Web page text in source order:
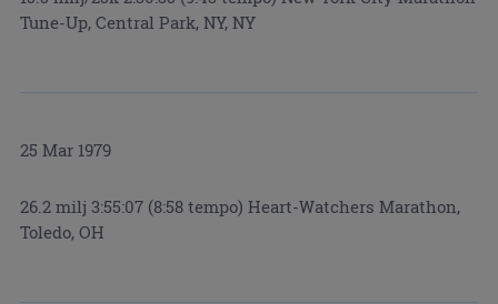
Tune-Up, Central Park, NY, NY
25 Mar 1979
26.2 milj 3:55:07 (8:58 tempo) Heart-Watchers Marathon,
Toledo, OH